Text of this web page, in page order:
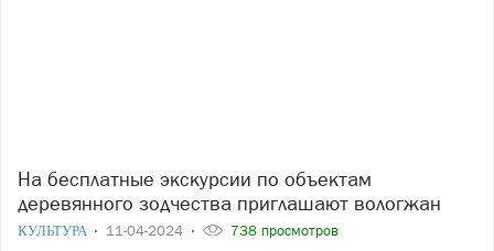
На бесплатные экскурсии по объектам
деревянного зодчества приглашают вологжан
КУЛЬТУРА 11-04-2024 738 просмотров